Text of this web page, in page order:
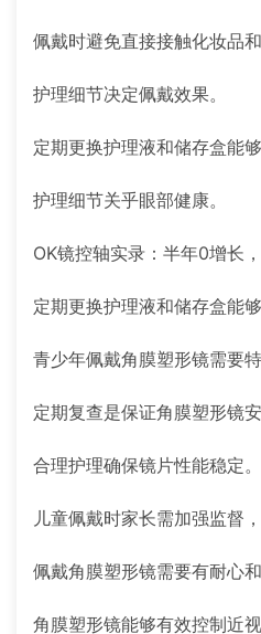
佩戴时避免直接接触化妆品和
护理细节决定佩戴效果。
定期更换护理液和储存盒能
护理细节关乎眼部健康。
OK镜控轴实录：半年0增长
定期更换护理液和储存盒能
青少年佩戴角膜塑形镜需要
定期复查是保证角膜塑形镜
合理护理确保镜片性能稳定。
儿童佩戴时家长需加强监督
佩戴角膜塑形镜需要有耐心和
角膜塑形镜能够有效控制近视